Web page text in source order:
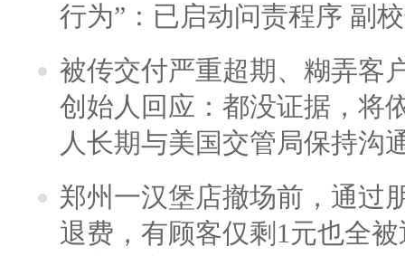
行为”：已启动问责程序 副
被传交付严重超期、糊弄客
创始人回应：都没证据，将
人长期与美国交管局保持沟
郑州一汉堡店撤场前，通过
退费，有顾客仅剩1元也全